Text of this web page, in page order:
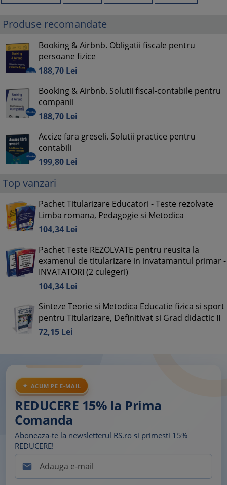
Produse recomandate
Booking & Airbnb. Obligatii fiscale pentru
persoane fizice
188,70 Lei
Booking & Airbnb. Solutii fiscal-contabile pentru
companii
188,70 Lei
Accize fara greseli. Solutii practice pentru
contabili
199,80 Lei
Top vanzari
Pachet Titularizare Educatori - Teste rezolvate
Limba romana, Pedagogie si Metodica
104,34 Lei
Pachet Teste REZOLVATE pentru reusita la
examenul de titularizare in invatamantul primar -
INVATATORI (2 culegeri)
104,34 Lei
Sinteze Teorie si Metodica Educatie fizica si sport
pentru Titularizare, Definitivat si Grad didactic II
72,15 Lei
ACUM PE E-MAIL
REDUCERE 15% la Prima
Comanda
Aboneaza-te la newsletterul RS.ro si primesti 15%
REDUCERE!
